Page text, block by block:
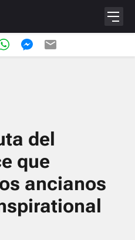
del
que
ancianos